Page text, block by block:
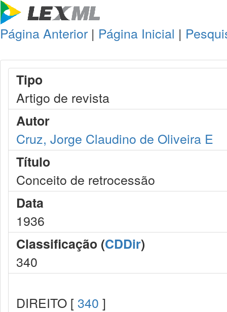
Página Anterior | Página Inicial |
Tipo
Artigo de revista
Autor
Cruz, Jorge Claudino de Oliveira E
Título
Conceito de retrocessão
Data
1936
Classificação (CDDir)
340
DIREITO [ 340 ]